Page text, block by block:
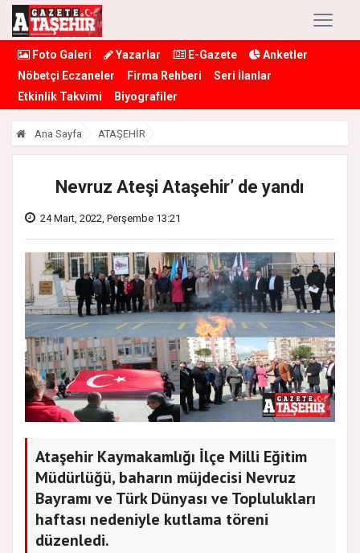
Foto Galeri Yazarlar E-Gazete
Anketler
Nöbetçi Eczaneler
Firma Rehberi
Seri İlanlar
Etkinlik Takvimi
Biyografiler
Ana Sayfa ATAŞEHİR
Nevruz Ateşi Ataşehir’ de yandı
24 Mart, 2022, Perşembe 13:21
Ataşehir Kaymakamlığı İlçe Milli Eğitim
Müdürlüğü, baharın müjdecisi Nevruz
Bayramı ve Türk Dünyası ve Toplulukları
haftası nedeniyle kutlama töreni
düzenledi.